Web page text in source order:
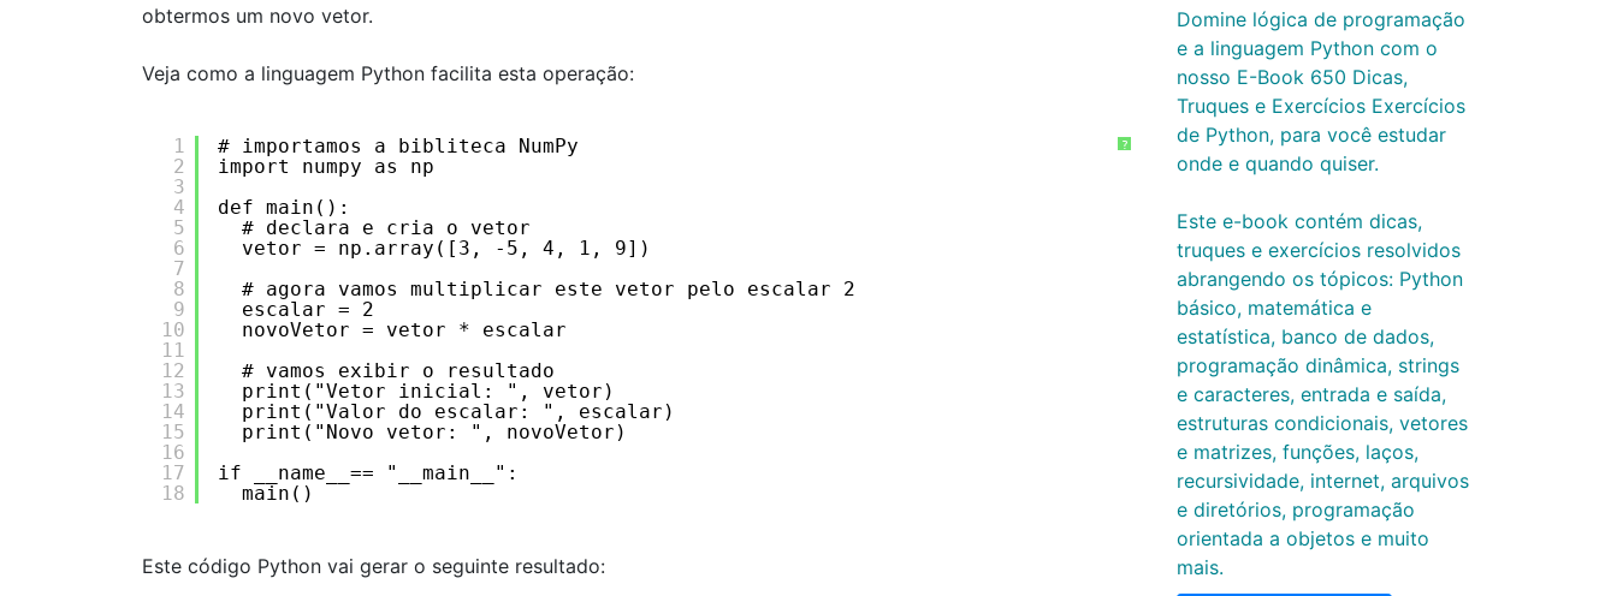
obtermos um novo vetor.
Veja como a linguagem Python facilita esta operação:
?
1
2
3
4
5
6
7
8
9
10
11
12
13
14
15
16
17
18
# importamos a bibliteca NumPy
import numpy as np
def main():
# declara e cria o vetor
vetor = np.array([3, -5, 4, 1, 9])
# agora vamos multiplicar este vetor pelo escalar 2
escalar = 2
novoVetor = vetor * escalar
# vamos exibir o resultado
print("Vetor inicial: ", vetor)
print("Valor do escalar: ", escalar)
print("Novo vetor: ", novoVetor)
if __name__== "__main__":
main()
Este código Python vai gerar o seguinte resultado:
Domine lógica de programação
e a linguagem Python com o
nosso E-Book 650 Dicas,
Truques e Exercícios Exercícios
de Python, para você estudar
onde e quando quiser.
Este e-book contém dicas,
truques e exercícios resolvidos
abrangendo os tópicos: Python
básico, matemática e
estatística, banco de dados,
programação dinâmica, strings
e caracteres, entrada e saída,
estruturas condicionais, vetores
e matrizes, funções, laços,
recursividade, internet, arquivos
e diretórios, programação
orientada a objetos e muito
mais.